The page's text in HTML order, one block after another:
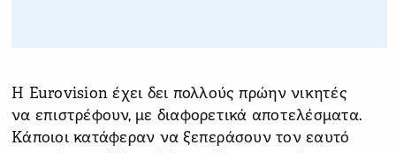
Η Eurovision έχει δει πολλούς πρώην νικητές
να επιστρέφουν, με διαφορετικά αποτελέσματα.
Κάποιοι κατάφεραν να ξεπεράσουν τον εαυτό